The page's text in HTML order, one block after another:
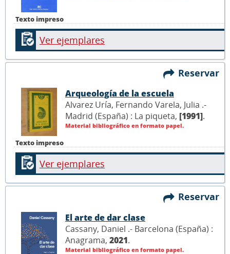
Texto impreso
Ver ejemplares
Reservar
Texto impreso
Arqueología de la escuela
Alvarez Uría, Fernando Varela, Julia .-
Madrid (España) : La piqueta, [1991].
Material bibliográfico en formato papel.
Ver ejemplares
Reservar
El arte de dar clase
Cassany, Daniel .- Barcelona (España) :
Anagrama, 2021.
Material bibliográfico en formato papel.